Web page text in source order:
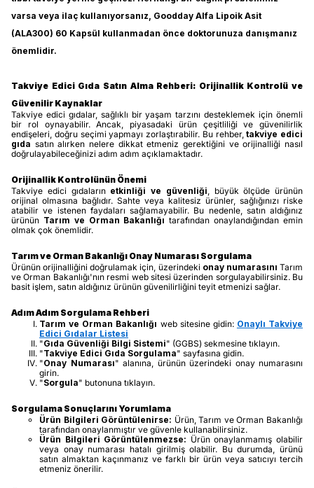
varsa veya ilaç kullanıyorsanız, Goodday Alfa Lipoik Asit
(ALA300) 60 Kapsül kullanmadan önce doktorunuza danışmanız
önemlidir.
Takviye Edici Gıda Satın Alma Rehberi: Orijinallik Kontrolü ve
Güvenilir Kaynaklar
Takviye edici gıdalar, sağlıklı bir yaşam tarzını desteklemek için önemli
bir rol oynayabilir. Ancak, piyasadaki ürün çeşitliliği ve güvenilirlik
endişeleri, doğru seçimi yapmayı zorlaştırabilir. Bu rehber,takviye edici
gıda satın alırken nelere dikkat etmeniz gerektiğini ve orijinalliği nasıl
doğrulayabileceğinizi adım adım açıklamaktadır.
Orijinallik Kontrolünün Önemi
Takviye edici gıdaların etkinliği ve güvenliği , büyük ölçüde ürünün
orijinal olmasına bağlıdır. Sahte veya kalitesiz ürünler, sağlığınızı riske
atabilir ve istenen faydaları sağlamayabilir. Bu nedenle, satın aldığınız
ürünün Tarım ve Orman Bakanlığı tarafından onaylandığından emin
olmak çok önemlidir.
Tarım ve Orman Bakanlığı Onay Numarası Sorgulama
Ürünün orijinalliğini doğrulamak için, üzerindeki onay numarasını Tarım
ve Orman Bakanlığı'nın resmi web sitesi üzerinden sorgulayabilirsiniz. Bu
basit işlem, satın aldığınız ürünün güvenilirliğini teyit etmenizi sağlar.
Adım Adım Sorgulama Rehberi
Tarım ve Orman Bakanlığı web sitesine gidin: Onaylı Takviye
Edici Gıdalar Listesi
"Gıda Güvenliği Bilgi Sistemi" (GGBS) sekmesine tıklayın.
"Takviye Edici Gıda Sorgulama" sayfasına gidin.
"Onay Numarası" alanına, ürünün üzerindeki onay numarasını
girin.
"Sorgula" butonuna tıklayın.
Sorgulama Sonuçlarını Yorumlama
Ürün Bilgileri Görüntülenirse: Ürün, Tarım ve Orman Bakanlığı
tarafından onaylanmıştır ve güvenle kullanabilirsiniz.
Ürün Bilgileri Görüntülenmezse: Ürün onaylanmamış olabilir
veya onay numarası hatalı girilmiş olabilir. Bu durumda, ürünü
satın almaktan kaçınmanız ve farklı bir ürün veya satıcıyı tercih
etmeniz önerilir.